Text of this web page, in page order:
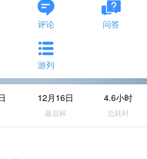
评论 问答
游列
12月16日
最后杯
4.6小时
总耗时